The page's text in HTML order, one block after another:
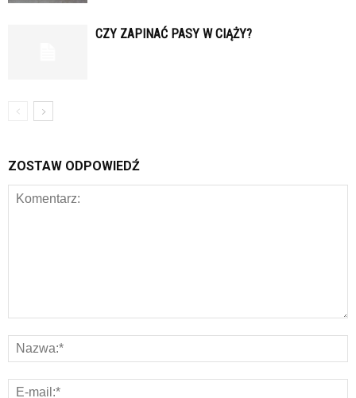
CZY ZAPINAĆ PASY W CIĄŻY?
ZOSTAW ODPOWIEDŹ